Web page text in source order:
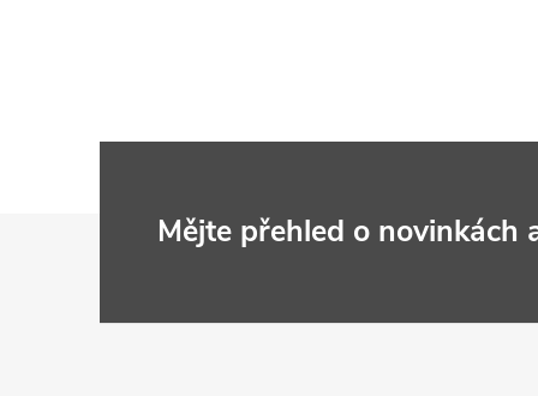
Mějte přehled o novinkách